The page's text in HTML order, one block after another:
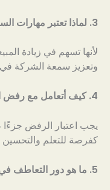
3. لماذا تعتبر مهارات السيلز مهمة في مجال الأعمال؟
لأنها تسهم في زيادة
وتعزيز سمعة الشركة
4. كيف أتعامل مع رفض العملاء؟
يجب اعتبار الرفض جزءًا
كفرصة للتعلم
5. ما هو دور التعاطف في المبيعات؟